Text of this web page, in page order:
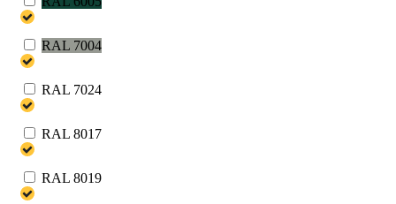
RAL 7004
RAL 7024
RAL 8017
RAL 8019